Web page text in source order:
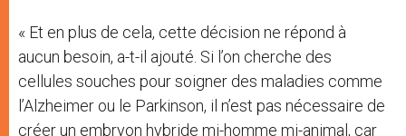
« Et en plus de cela, cette décision ne répond à
aucun besoin, a-t-il ajouté. Si l’on cherche des
cellules souches pour soigner des maladies comme
l’Alzheimer ou le Parkinson, il n’est pas nécessaire de
créer un embryon hybride mi-homme mi-animal, car